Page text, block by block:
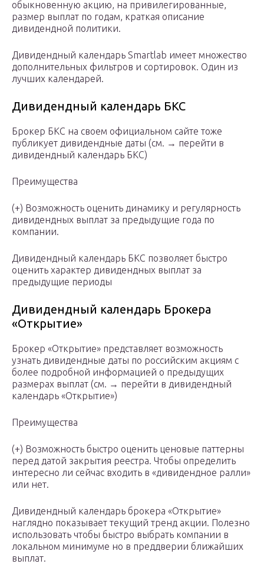
обыкновенную акцию, на привилегированные,
размер выплат по годам, краткая описание
дивидендной политики.
Дивидендный календарь Smartlab имеет множество
дополнительных фильтров и сортировок. Один из
лучших календарей.
Дивидендный календарь БКС
Брокер БКС на своем официальном сайте тоже
публикует дивидендные даты (см. → перейти в
дивидендный календарь БКС)
Преимущества
(+) Возможность оценить динамику и регулярность
дивидендных выплат за предыдущие года по
компании.
Дивидендный календарь БКС позволяет быстро
оценить характер дивидендных выплат за
предыдущие периоды
Дивидендный календарь Брокера
«Открытие»
Брокер «Открытие» представляет возможность
узнать дивидендные даты по российским акциям с
более подробной информацией о предыдущих
размерах выплат (см. → перейти в дивидендный
календарь «Открытие»)
Преимущества
(+) Возможность быстро оценить ценовые паттерны
перед датой закрытия реестра. Чтобы определить
интересно ли сейчас входить в «дивидендное ралли»
или нет.
Дивидендный календарь брокера «Открытие»
наглядно показывает текущий тренд акции. Полезно
использовать чтобы быстро выбрать компании в
локальном минимуме но в преддверии ближайших
выплат.